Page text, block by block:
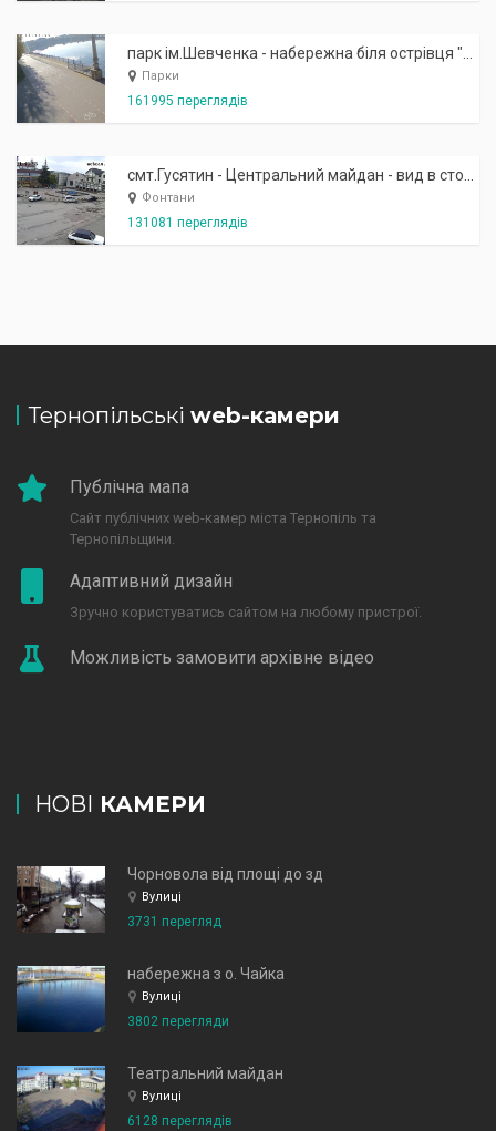
Парки
161995 переглядів
Фонтани
131081 переглядів
Тернопільські web-камери
Публічна мапа
Сайт публічних web-камер міста Тернопіль та
Тернопільщини.
Адаптивний дизайн
Зручно користуватись сайтом на любому пристрої.
Можливість замовити архівне відео
НОВІ КАМЕРИ
Чорновола від площі до зд
Вулиці
3731 перегляд
набережна з о. Чайка
Вулиці
3802 перегляди
Театральний майдан
Вулиці
6128 переглядів